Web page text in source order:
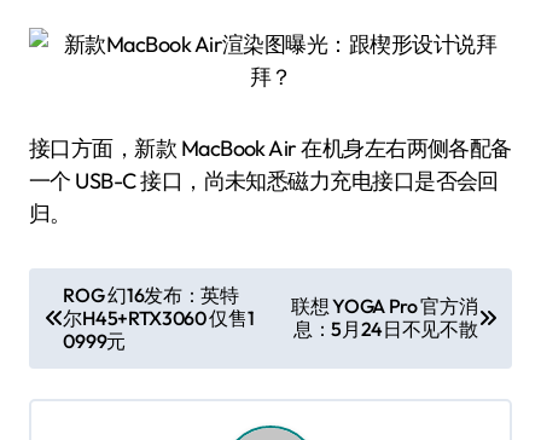
接口方面，新款 MacBook Air 在机身左右两侧各配备
一个 USB-C 接口，尚未知悉磁力充电接口是否会回
归。
章
导
航
ROG 幻16发布：英特
尔H45+RTX3060 仅售1
0999元
联想 YOGA Pro 官方消
息：5月24日不见不散